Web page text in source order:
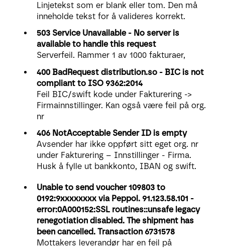
Linjetekst som er blank eller tom. Den må
inneholde tekst for å valideres korrekt.
503 Service Unavailable - No server is
available to handle this request
Serverfeil. Rammer 1 av 1000 fakturaer,
400 BadRequest distribution.so - BIC is not
compliant to ISO 9362:2014
Feil BIC/swift kode under Fakturering ->
Firmainnstillinger. Kan også være feil på org.
nr
406 NotAcceptable Sender ID is empty
Avsender har ikke oppført sitt eget org. nr
under Fakturering – Innstillinger - Firma.
Husk å fylle ut bankkonto, IBAN og swift.
Unable to send voucher 109803 to
0192:9xxxxxxxx via Peppol. 91.123.58.101 -
error:0A000152:SSL routines::unsafe legacy
renegotiation disabled. The shipment has
been cancelled. Transaction 6731578
Mottakers leverandør har en feil på